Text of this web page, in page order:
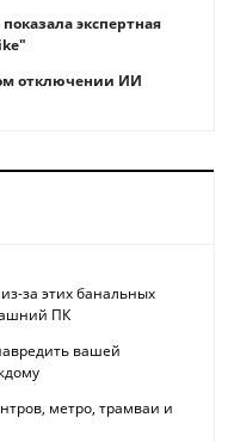
экспертная
отключении ИИ
за этих банальных
ПК
вашей
метро, трамваи и